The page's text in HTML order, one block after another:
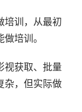
培训，从最初
培训。
视获取、批量
杂，但实际做